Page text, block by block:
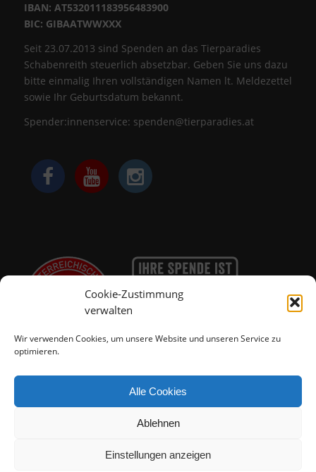
Cookie-Zustimmung
verwalten
Wir verwenden Cookies, um unsere Website und unseren Service zu
optimieren.
Alle Cookies
Ablehnen
Einstellungen anzeigen
IBAN: AT532011183956483900
BIC: GIBAATWWXXX
Seit 23.07.2013 sind Spenden an das Tierparadies
Schabenreith steuerlich absetzbar. Geben Sie uns dazu
bitte einmalig Ihren vollständigen Namen lt. Meldezettel
sowie Ihr Geburtsdatum bekannt.
Spender:innenservice: spenden@tierparadies.at
Datenschutzerklärung